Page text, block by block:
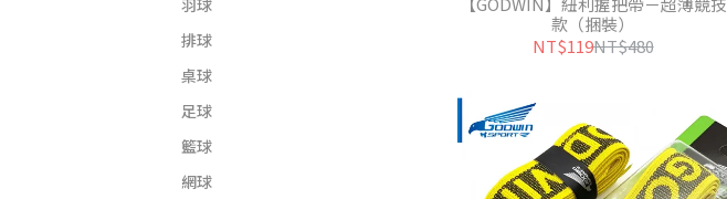
羽球
排球
桌球
足球
籃球
網球
款（捆裝）
NT$119NT$480